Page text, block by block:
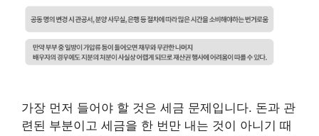
가장 먼저 들어야 할 것은 세금 문제입니다. 돈과 관
련된 부분이고 세금을 한 번만 내는 것이 아니기 때